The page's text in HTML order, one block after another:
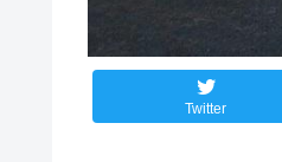
Twitter